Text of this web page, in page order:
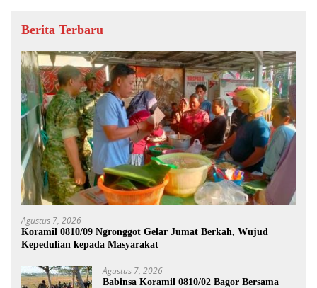
Berita Terbaru
Agustus 7, 2026
Koramil 0810/09 Ngronggot Gelar Jumat Berkah, Wujud
Kepedulian kepada Masyarakat
Agustus 7, 2026
Babinsa Koramil 0810/02 Bagor Bersama